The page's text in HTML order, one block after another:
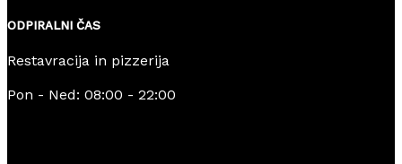
ODPIRALNI ČAS
Restavracija in pizzerija
Pon - Ned: 08:00 - 22:00